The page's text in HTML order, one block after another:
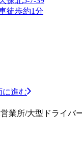
徒歩約1分
に進む
業所/大型ドライバ